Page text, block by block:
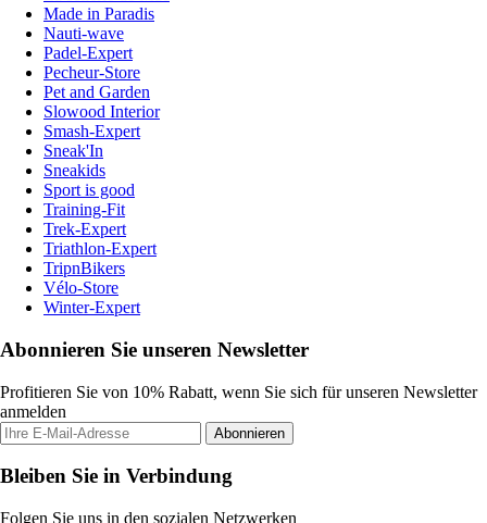
Made in Paradis
Nauti-wave
Padel-Expert
Pecheur-Store
Pet and Garden
Slowood Interior
Smash-Expert
Sneak'In
Sneakids
Sport is good
Training-Fit
Trek-Expert
Triathlon-Expert
TripnBikers
Vélo-Store
Winter-Expert
Abonnieren Sie unseren Newsletter
Profitieren Sie von 10% Rabatt, wenn Sie sich für unseren Newsletter
anmelden
Abonnieren
Bleiben Sie in Verbindung
Folgen Sie uns in den sozialen Netzwerken